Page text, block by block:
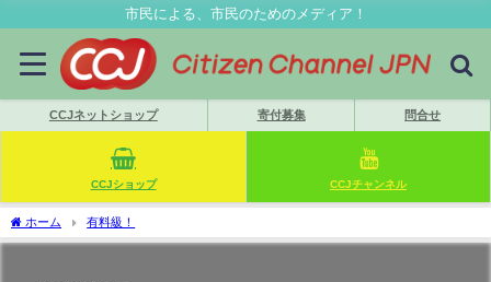
市民による、市民のためのメディア！
CCJネットショップ 寄付募集 問合せ
CCJショップ CCJチャンネル
ホーム 有料級！